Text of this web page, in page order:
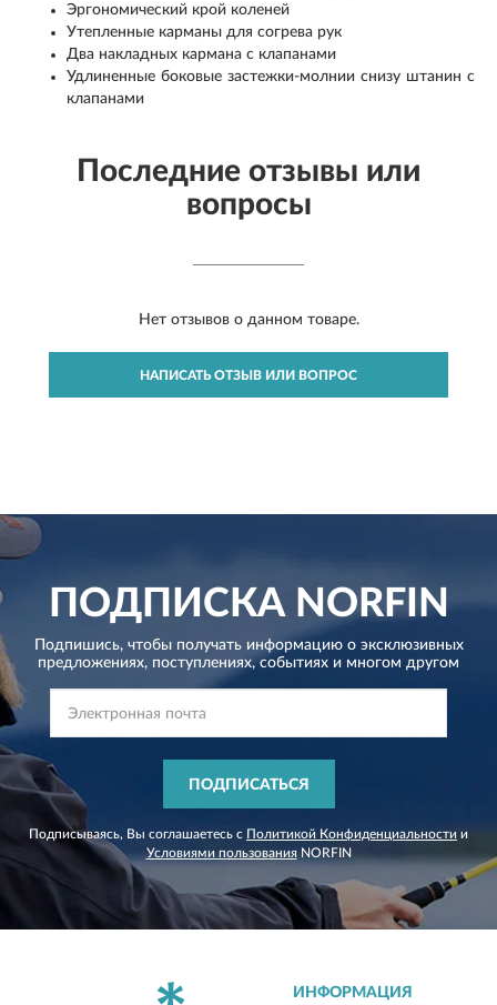
Эргономический крой коленей
Утепленные карманы для согрева рук
Два накладных кармана с клапанами
Удлиненные боковые застежки-молнии снизу штанин с
клапанами
Последние отзывы или
вопросы
Нет отзывов о данном товаре.
НАПИСАТЬ ОТЗЫВ ИЛИ ВОПРОС
ПОДПИСКАNORFIN
Подпишись, чтобы получать информацию о эксклюзивных
предложениях, поступлениях, событиях и многом другом
ПОДПИСАТЬСЯ
Подписываясь, Вы соглашаетесь с Политикой Конфиденциальности и
Условиями пользованияNORFIN
ИНФОРМАЦИЯ